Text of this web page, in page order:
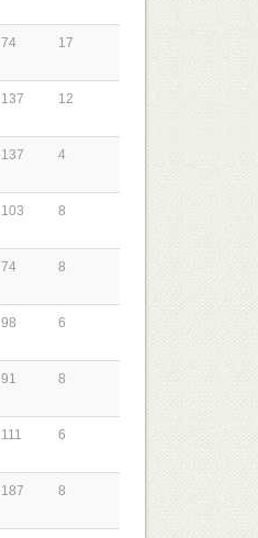
74 17
137 12
137 4
103 8
74 8
98 6
91 8
111 6
187 8